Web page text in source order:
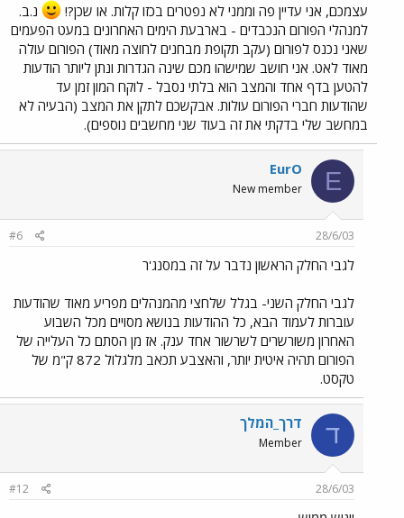
עצמכם, אני עדיין פה וממני לא נפטרים בכזו קלות. או שכן?!
נ.ב.
למנהלי הפורום הנכבדים - בארבעת הימים האחרונים במעט הפעמים
שאני נכנס לפורום (עקב תקופת מבחנים לחוצה מאוד) הפורום עולה
מאוד לאט. אני חושב שמישהו מכם שינה הגדרות ונתן ליותר הודעות
להטען בדף אחד והמצב הוא בלתי נסבל - לוקח המון זמן עד
שהודעות חברי הפורום עולות. אבקשכם לתקן את המצב (הבעיה לא
במחשב שלי בדקתי את זה בעוד שני מחשבים נוספים).
E
EurO
New member
28/6/03
#6
לגבי החלק הראשון נדבר על זה במסנג'ר
לגבי החלק השני- בגלל שלחצי מהמנהלים מפריע מאוד שהודעות
עוברות לעמוד הבא, כל ההודעות בנושא מסויים מכל השבוע
האחרון משורשרים לשרשור אחד ענק. אז מן הסתם כל העלייה של
הפורום תהיה איטית יותר, והאצבע תכאב מלגלול 872 ק"מ של
טקסט.
ד דרך_המלך
Member
28/6/03
#12